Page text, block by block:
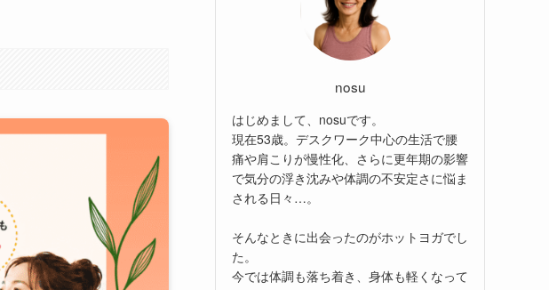
nosu
はじめまして、nosuです。
現在53歳。デスクワーク中心の生活で腰
痛や肩こりが慢性化、さらに更年期の影響
で気分の浮き沈みや体調の不安定さに悩ま
される日々…。
そんなときに出会ったのがホットヨガでし
た。
今では体調も落ち着き、身体も軽くなって